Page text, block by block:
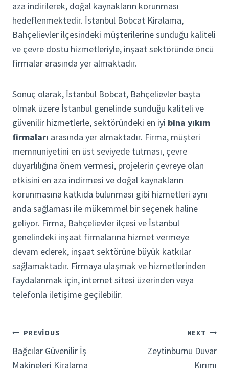
aza indirilerek, doğal kaynakların korunması
hedeflenmektedir. İstanbul Bobcat Kiralama,
Bahçelievler ilçesindeki müşterilerine sunduğu kaliteli
ve çevre dostu hizmetleriyle, inşaat sektöründe öncü
firmalar arasında yer almaktadır.
Sonuç olarak, İstanbul Bobcat, Bahçelievler başta
olmak üzere İstanbul genelinde sunduğu kaliteli ve
güvenilir hizmetlerle, sektöründeki en iyi bina yıkım
firmaları arasında yer almaktadır. Firma, müşteri
memnuniyetini en üst seviyede tutması, çevre
duyarlılığına önem vermesi, projelerin çevreye olan
etkisini en aza indirmesi ve doğal kaynakların
korunmasına katkıda bulunması gibi hizmetleri aynı
anda sağlaması ile mükemmel bir seçenek haline
geliyor. Firma, Bahçelievler ilçesi ve İstanbul
genelindeki inşaat firmalarına hizmet vermeye
devam ederek, inşaat sektörüne büyük katkılar
sağlamaktadır. Firmaya ulaşmak ve hizmetlerinden
faydalanmak için, internet sitesi üzerinden veya
telefonla iletişime geçilebilir.
Yazı
gezinmesi
PREVIOUS
Bağcılar Güvenilir İş
Makineleri Kiralama
NEXT
Zeytinburnu Duvar
Kırımı